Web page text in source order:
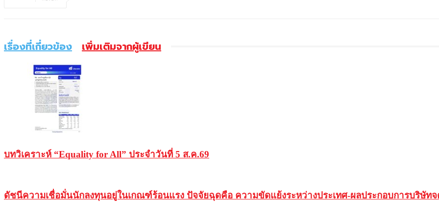
เรื่องที่เกี่ยวข้อง เพิ่มเติมจากผู้เขียน
บทวิเคราะห์ “Equality for All” ประจำวันที่ 5 ส.ค.69
ดัชนีความเชื่อมั่นนักลงทุนอยู่ในเกณฑ์ร้อนแรง ปัจจัยฉุดคือ ความขัดแย้งระหว่างประเทศ-ผลประกอบการบริษัทจ